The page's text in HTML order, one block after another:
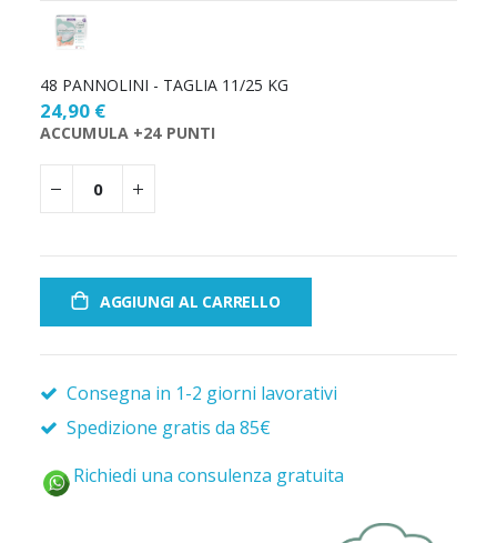
48 PANNOLINI - TAGLIA 11/25 KG
24,90 €
ACCUMULA +24 PUNTI
AGGIUNGI AL CARRELLO
Consegna in 1-2 giorni lavorativi
Spedizione gratis da 85€
Richiedi una consulenza gratuita